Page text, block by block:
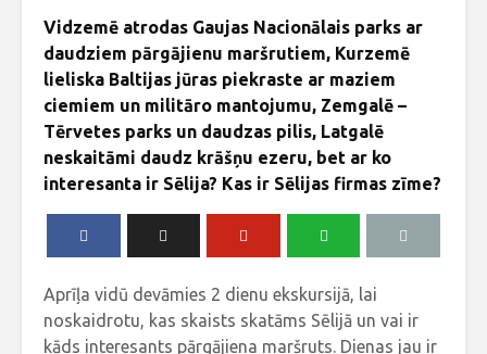
Vidzemē atrodas Gaujas Nacionālais parks ar
daudziem pārgājienu maršrutiem, Kurzemē
lieliska Baltijas jūras piekraste ar maziem
ciemiem un militāro mantojumu, Zemgalē –
Tērvetes parks un daudzas pilis, Latgalē
neskaitāmi daudz krāšņu ezeru, bet ar ko
interesanta ir Sēlija? Kas ir Sēlijas firmas zīme?
Aprīļa vidū devāmies 2 dienu ekskursijā, lai
noskaidrotu, kas skaists skatāms Sēlijā un vai ir
kāds interesants pārgājiena maršruts. Dienas jau ir